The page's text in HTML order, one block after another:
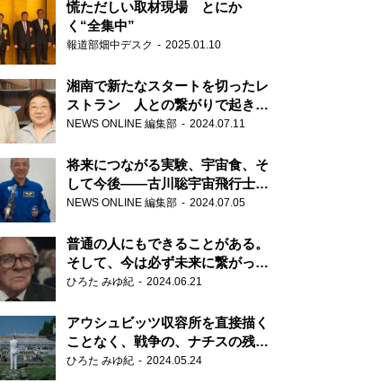
慌ただしい取材現場 とにか
く“全集中”
報道部畑中デスク 2025.01.10
湘南で新たなスタートを切ったレ
ストラン 人との繋がりで起きた
奇跡
NEWS ONLINE 編集部 2024.07.11
将来につながる実験、宇宙食、そ
して今後――古川聡宇宙飛行士単
独インタビュー
NEWS ONLINE 編集部 2024.07.05
普通の人にもできることがある。
そして、今は必ず未来に繋がって
いく……『ONE LIFE 奇跡が繋い
ひろた みゆ紀 2024.06.21
アウシュビッツ収容所を直接描く
ことなく、戦争の、ナチスの残虐
さが見える映画 『関心領域』
ひろた みゆ紀 2024.05.24